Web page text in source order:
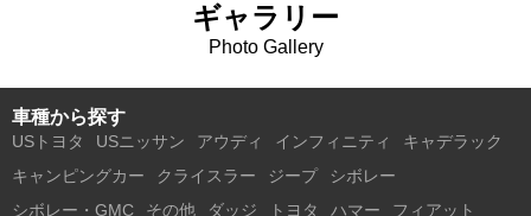
ギャラリー
Photo Gallery
車種から探す
USトヨタ USニッサン アウディ インフィニティ
キャデラック
キャンピングカー
クライスラー ジープ
シボレー
シボレー・GMC
その他 ダッジ トヨタ ハマー
フィアット